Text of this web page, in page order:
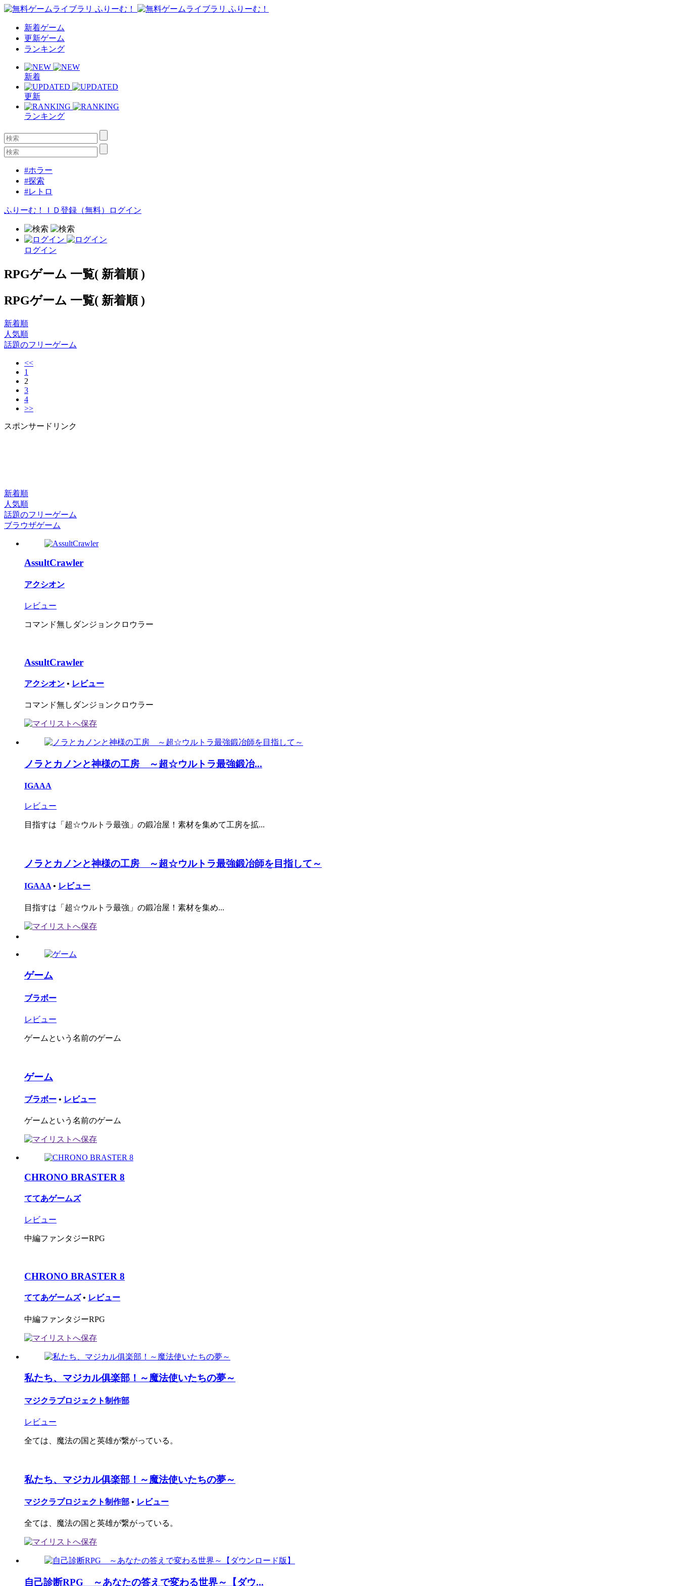
新着ゲーム
更新ゲーム
ランキング
新着
更新
ランキング
#ホラー
#探索
#レトロ
ふりーむ！ＩＤ登録（無料） ログイン
ログイン
RPGゲーム 一覧( 新着順 )
RPGゲーム 一覧( 新着順 )
新着順
人気順
話題のフリーゲーム
<<
1
2
3
4
>>
スポンサードリンク
新着順
人気順
話題のフリーゲーム
ブラウザゲーム
AssultCrawler
アクシオン
レビュー
コマンド無しダンジョンクロウラー
AssultCrawler
アクシオン • レビュー
コマンド無しダンジョンクロウラー
ノラとカノンと神様の工房 ～超☆ウルトラ最強鍛冶...
IGAAA
レビュー
目指すは「超☆ウルトラ最強」の鍛冶屋！素材を集めて工房を拡...
ノラとカノンと神様の工房 ～超☆ウルトラ最強鍛冶師を目指して～
IGAAA • レビュー
目指すは「超☆ウルトラ最強」の鍛冶屋！素材を集め...
ゲーム
ブラボー
レビュー
ゲームという名前のゲーム
ゲーム
ブラボー • レビュー
ゲームという名前のゲーム
CHRONO BRASTER 8
ててあゲームズ
レビュー
中編ファンタジーRPG
CHRONO BRASTER 8
ててあゲームズ • レビュー
中編ファンタジーRPG
私たち、マジカル俱楽部！～魔法使いたちの夢～
マジクラプロジェクト制作部
レビュー
全ては、魔法の国と英雄が繋がっている。
私たち、マジカル俱楽部！～魔法使いたちの夢～
マジクラプロジェクト制作部 • レビュー
全ては、魔法の国と英雄が繋がっている。
自己診断RPG ～あなたの答えで変わる世界～【ダウ...